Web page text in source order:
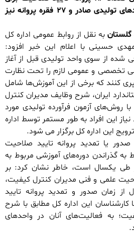
مدیران کنترل کیفیت واحدهای تولیدی صادر و ۲۷ فقره پروانه نیز
گلستانبه نقل از روابط عمومی اداره کل
حسینی با اعلام این خبر افزود:
شده از سوی واحد تولیدی قبل از آغاز
تخصصی و عمومی لازم را تحت نظارت
کنند که برخی از این آموزش‌ها شامل
ایران، شرح وظایف مدیران کنترل
آزمون فرآورده تولیدی مورد
این افراد به طور مستمر توسط اداره
این اداره کل برگزار می شود.
یا تمدید پروانه تایید صلاحیت
به گذراندن دوره‌های آموزشی مربوط به
ساعت در طی یکسال است، خاطر نشان کرد: بر
علمی و فنی مدیران کنترل کیفیت،
از زمان صدور و تمدید پروانه تایید
کارشناسان این اداره کل مطابق با شرح
به فعالیت‌های آنان در واحدهای